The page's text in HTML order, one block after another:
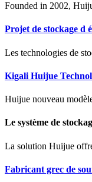
Founded in 2002,
Projet de stockage d
Les technologies de
Kigali Huijue
Huijue nouveau
Le système de
La solution Huijue
Fabricant grec de